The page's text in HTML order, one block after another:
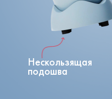
Нескользящая
подошва